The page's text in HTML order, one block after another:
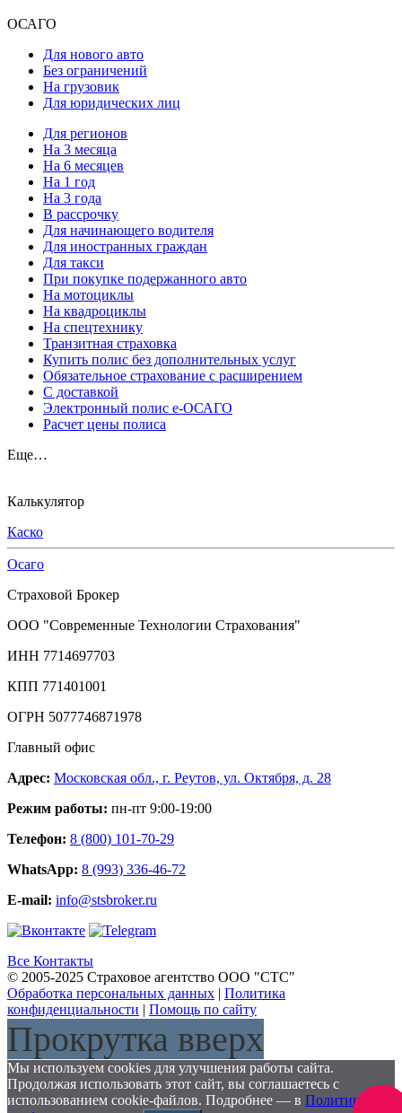
ОСАГО
Для нового авто
Без ограничений
На грузовик
Для юридических лиц
Для регионов
На 3 месяца
На 6 месяцев
На 1 год
На 3 года
В рассрочку
Для начинающего водителя
Для иностранных граждан
Для такси
При покупке подержанного авто
На мотоциклы
На квадроциклы
На спецтехнику
Транзитная страховка
Купить полис без дополнительных услуг
Обязательное страхование с расширением
С доставкой
Электронный полис е-ОСАГО
Расчет цены полиса
Еще…
Калькулятор
Каско
Осаго
Страховой Брокер
ООО "Современные Технологии Страхования"
ИНН 7714697703
КПП 771401001
ОГРН 5077746871978
Главный офис
Адрес: Московская обл., г. Реутов, ул. Октября, д. 28
Режим работы: пн-пт 9:00-19:00
Телефон: 8 (800) 101-70-29
WhatsApp: 8 (993) 336-46-72
E-mail: info@stsbroker.ru
Все Контакты
© 2005-2025 Страховое агентство ООО "СТС"
Обработка персональных данных | Политика
конфиденциальности | Помощь по сайту
Прокрутка вверх
Мы используем cookies для улучшения работы сайта.
Продолжая использовать этот сайт, вы соглашаетесь с
использованием cookie-файлов. Подробнее — в Политике